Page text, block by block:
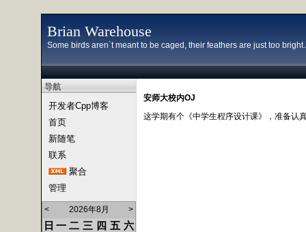
Brian Warehouse
Some birds aren`t meant to be caged, their feathers are just too
导航
开发者Cpp博客
首页
新随笔
联系
聚合
管理
< 2026年8月 >
日 一 二 三 四 五 六
安师大校内OJ
这学期有个《中学生程序设计课》，准备认